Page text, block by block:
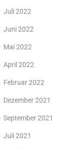
Juli 2022
Juni 2022
Mai 2022
April 2022
Februar 2022
Dezember 2021
September 2021
Juli 2021